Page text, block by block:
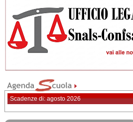
Scadenze di: agosto 2026